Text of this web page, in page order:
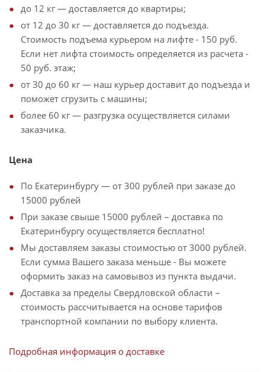
до 12 кг — доставляется до квартиры;
от 12 до 30 кг — доставляется до подъезда.
Стоимость подъема курьером на лифте - 150 руб.
Если нет лифта стоимость определяется из расчета -
50 руб. этаж;
от 30 до 60 кг — наш курьер доставит до подъезда и
поможет сгрузить с машины;
более 60 кг — разгрузка осуществляется силами
заказчика.
Цена
По Екатеринбургу — от 300 рублей при заказе до
15000 рублей
При заказе свыше 15000 рублей – доставка по
Екатеринбургу осуществляется бесплатно!
Мы доставляем заказы стоимостью от 3000 рублей.
Если сумма Вашего заказа меньше - Вы можете
оформить заказ на самовывоз из пункта выдачи.
Доставка за пределы Свердловской области –
стоимость рассчитывается на основе тарифов
транспортной компании по выбору клиента.
Подробная информация о доставке